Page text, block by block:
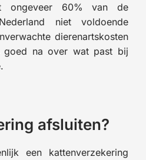
ongeveer 60% van de
niet voldoende
dierenartskosten
goed na over wat past bij
afsluiten?
een kattenverzekering